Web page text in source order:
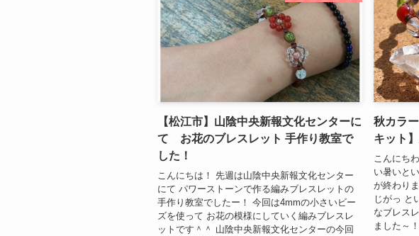
【松江市】山陰中央新報文化センターに
て お花のブレスレット 手作り教室で
した！
こんにちは！ 先週は山陰中央新報文化センター
にて パワーストーンで作る編みブレスレットの
手作り教室でしたー！ 今回は4mmの小さいビー
ズを使って お花の模様にしていく編みブレスレ
ットです＾＾ 山陰中央新報文化センターの今回
秋カラ
キット
こんにち
い暑いと
が終わり
じがっ と
なブレス
ました～